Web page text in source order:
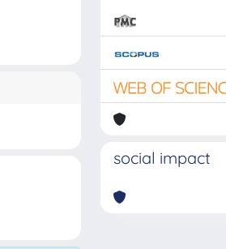
social impact